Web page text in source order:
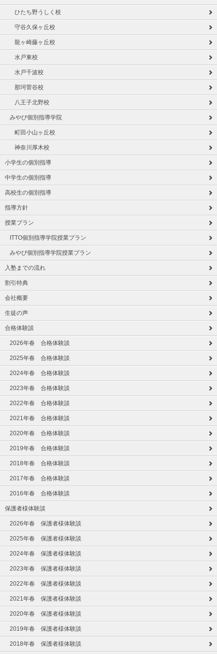
ひたち野うしく校
守谷久保ヶ丘校
龍ヶ崎藤ヶ丘校
水戸東校
水戸千波校
那珂菅谷校
八王子北野校
みやび個別指導学院
町田小山ヶ丘校
神奈川厚木校
小学生の個別指導
中学生の個別指導
高校生の個別指導
指導方針
授業プラン
ITTO個別指導学院授業プラン
みやび個別指導学院授業プラン
入塾までの流れ
割引特典
会社概要
生徒の声
合格体験談
2026年春 合格体験談
2025年春 合格体験談
2024年春 合格体験談
2023年春 合格体験談
2022年春 合格体験談
2021年春 合格体験談
2020年春 合格体験談
2019年春 合格体験談
2018年春 合格体験談
2017年春 合格体験談
2016年春 合格体験談
保護者様体験談
2026年春 保護者様体験談
2025年春 保護者様体験談
2024年春 保護者様体験談
2023年春 保護者様体験談
2022年春 保護者様体験談
2021年春 保護者様体験談
2020年春 保護者様体験談
2019年春 保護者様体験談
2018年春 保護者様体験談